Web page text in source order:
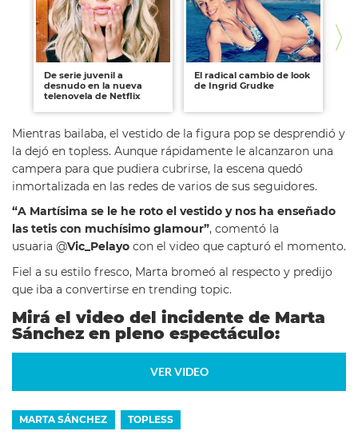
De serie juvenil a
desnudo en la nueva
telenovela de Netflix
El radical cambio de look
de Ingrid Grudke
Mientras bailaba, el vestido de la figura pop se desprendió y
la dejó en topless. Aunque rápidamente le alcanzaron una
campera para que pudiera cubrirse, la escena quedó
inmortalizada en las redes de varios de sus seguidores.
“A Martísima se le he roto el vestido y nos ha enseñado
las tetis con muchísimo glamour”, comentó la
usuaria @Vic_Pelayo con el video que capturó el momento.
Fiel a su estilo fresco, Marta bromeó al respecto y predijo
que iba a convertirse en trending topic.
Mirá el video del incidente de Marta
Sánchez en pleno espectáculo:
VER VIDEO
MARTA SÁNCHEZ TOPLESS